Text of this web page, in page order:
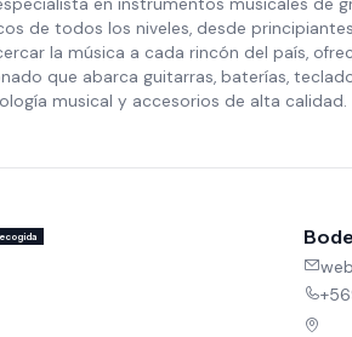
de todos los niveles, desde
la música a cada rincón del país,
que abarca guitarras, baterías,
musical y accesorios de alta calidad.